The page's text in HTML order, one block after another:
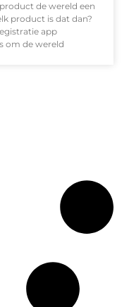
de wereld een
product is dat dan?
app
om de wereld